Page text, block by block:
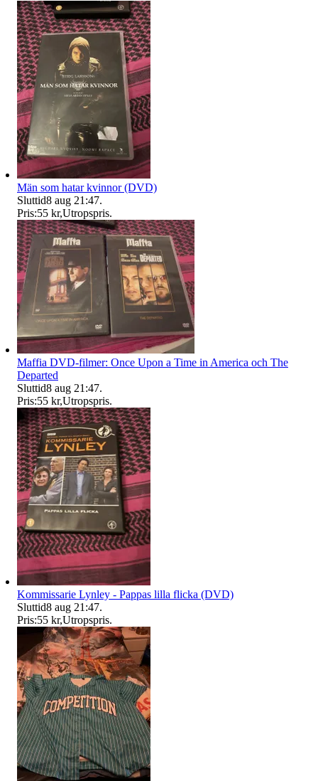
Män som hatar kvinnor (DVD)
Sluttid8 aug 21:47.
Pris:55 kr,Utropspris.
Maffia DVD-filmer: Once Upon a Time in America och The
Departed
Sluttid8 aug 21:47.
Pris:55 kr,Utropspris.
Kommissarie Lynley - Pappas lilla flicka (DVD)
Sluttid8 aug 21:47.
Pris:55 kr,Utropspris.